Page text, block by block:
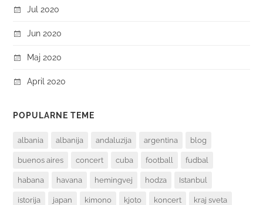
Jul 2020
Jun 2020
Maj 2020
April 2020
POPULARNE TEME
albania albanija andaluzija argentina blog
buenos aires concert cuba football fudbal
habana havana hemingvej hodza Istanbul
istorija japan kimono kjoto koncert kraj sveta